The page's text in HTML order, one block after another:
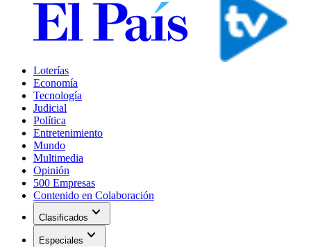
Loterías
Economía
Tecnología
Judicial
Política
Entretenimiento
Mundo
Multimedia
Opinión
500 Empresas
Contenido en Colaboración
Clasificados expand_more
Especiales expand_more